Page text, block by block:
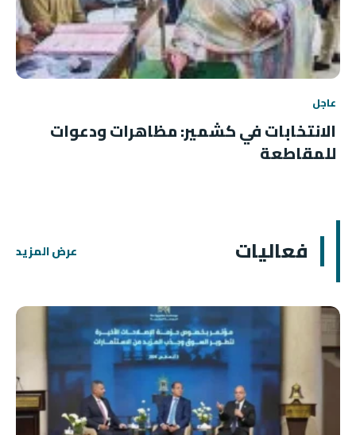
عاجل
الانتخابات في كشمير: مظاهرات ودعوات
للمقاطعة
فعاليات عرض المزيد